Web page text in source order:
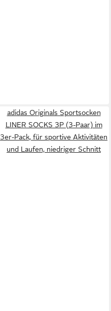
adidas Originals Sportsocken
LINER SOCKS 3P (3-Paar) im
3er-Pack, für sportive Aktivitäten
und Laufen, niedriger Schnitt